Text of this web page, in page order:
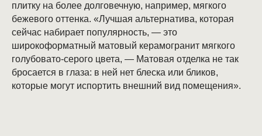
плитку на более долговечную, например, мягкого
бежевого оттенка. «Лучшая альтернатива, которая
сейчас набирает популярность, — это
широкоформатный матовый керамогранит мягкого
голубовато-серого цвета, — Матовая отделка не так
бросается в глаза: в ней нет блеска или бликов,
которые могут испортить внешний вид помещения».